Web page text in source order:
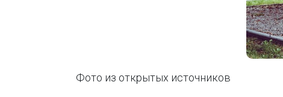
Фото из открытых источников